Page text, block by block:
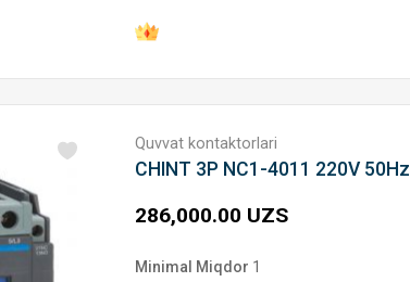
Quvvat kontaktorlari
CHINT 3P NC1-4011 220V 50Hz
286,000.00 UZS
Minimal Miqdor 1